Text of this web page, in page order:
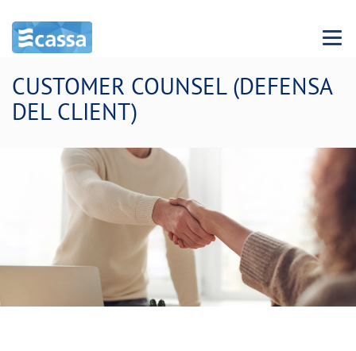
Menu
CUSTOMER COUNSEL (DEFENSA
DEL CLIENT)